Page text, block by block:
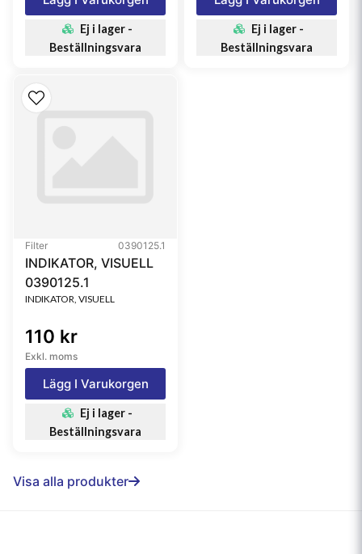
Ej i lager -
Beställningsvara
Ej i lager -
Beställningsvara
Filter 0390125.1
INDIKATOR, VISUELL
0390125.1
INDIKATOR, VISUELL
110 kr
Exkl. moms
Lägg I Varukorgen
Ej i lager -
Beställningsvara
Visa alla produkter